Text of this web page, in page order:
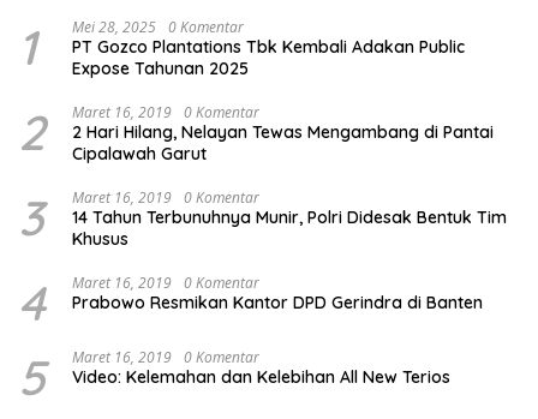
1 Mei 28, 2025 0 Komentar
PT Gozco Plantations Tbk Kembali Adakan Public
Expose Tahunan 2025
2 Maret 16, 2019 0 Komentar
2 Hari Hilang, Nelayan Tewas Mengambang di Pantai
Cipalawah Garut
3 Maret 16, 2019 0 Komentar
14 Tahun Terbunuhnya Munir, Polri Didesak Bentuk Tim
Khusus
4 Maret 16, 2019 0 Komentar
Prabowo Resmikan Kantor DPD Gerindra di Banten
5 Maret 16, 2019 0 Komentar
Video: Kelemahan dan Kelebihan All New Terios